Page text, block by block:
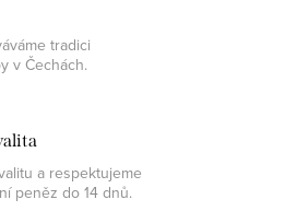
tradici
v Čechách.
a respektujeme
peněz do 14 dnů.